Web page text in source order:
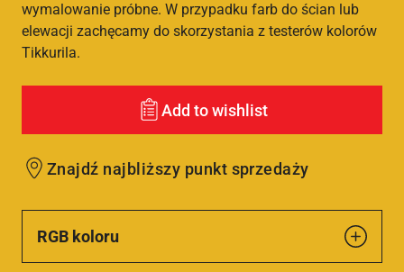
wymalowanie próbne. W przypadku farb do ścian lub
elewacji zachęcamy do skorzystania z testerów kolorów
Tikkurila.
Add to wishlist
Znajdź najbliższy punkt sprzedaży
RGB koloru